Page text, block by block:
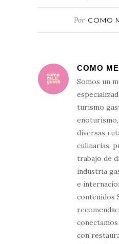
Por COMO
COMO
Somos un
turismo
diversas
culinarias,
trabajo de
industria
e
contenidos
con